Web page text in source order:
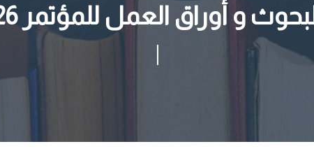
و أوراق العمل للمؤتمر 26